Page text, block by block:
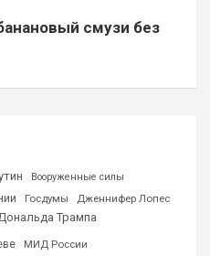
смузи без
Вооруженные силы
Госдумы
Дженнифер Лопес
Дональда Трампа
МИД России